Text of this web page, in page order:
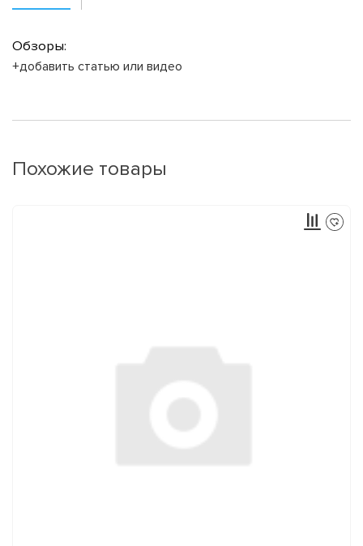
Обзоры:
+добавить статью или видео
Похожие товары